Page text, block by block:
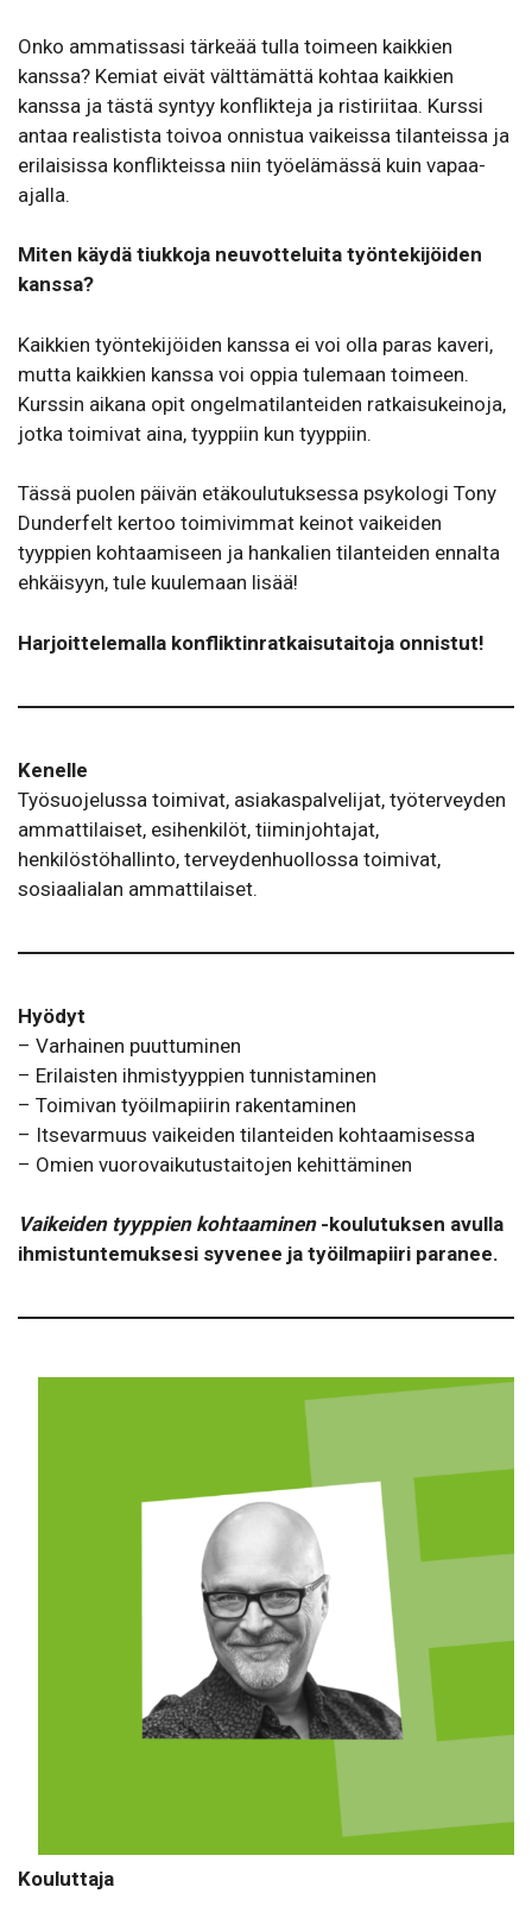
Onko ammatissasi tärkeää tulla toimeen kaikkien
kanssa? Kemiat eivät välttämättä kohtaa kaikkien
kanssa ja tästä syntyy konflikteja ja ristiriitaa. Kurssi
antaa realistista toivoa onnistua vaikeissa tilanteissa ja
erilaisissa konflikteissa niin työelämässä kuin vapaa-
ajalla.
Miten käydä tiukkoja neuvotteluita työntekijöiden
kanssa?
Kaikkien työntekijöiden kanssa ei voi olla paras kaveri,
mutta kaikkien kanssa voi oppia tulemaan toimeen.
Kurssin aikana opit ongelmatilanteiden ratkaisukeinoja,
jotka toimivat aina, tyyppiin kun tyyppiin.
Tässä puolen päivän etäkoulutuksessa psykologi Tony
Dunderfelt kertoo toimivimmat keinot vaikeiden
tyyppien kohtaamiseen ja hankalien tilanteiden ennalta
ehkäisyyn, tule kuulemaan lisää!
Harjoittelemalla konfliktinratkaisutaitoja onnistut!
Kenelle
Työsuojelussa toimivat, asiakaspalvelijat, työterveyden
ammattilaiset, esihenkilöt, tiiminjohtajat,
henkilöstöhallinto, terveydenhuollossa toimivat,
sosiaalialan ammattilaiset.
Hyödyt
– Varhainen puuttuminen
– Erilaisten ihmistyyppien tunnistaminen
– Toimivan työilmapiirin rakentaminen
– Itsevarmuus vaikeiden tilanteiden kohtaamisessa
– Omien vuorovaikutustaitojen kehittäminen
Vaikeiden tyyppien kohtaaminen-koulutuksen avulla
ihmistuntemuksesi syvenee ja työilmapiiri paranee.
Kouluttaja